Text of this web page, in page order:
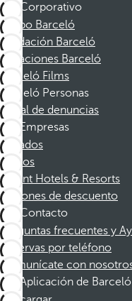
Corporativo
Grupo Barceló
Fundación Barceló
Vacaciones Barceló
Barceló Films
Barceló Personas
Canal de denuncias
Empresas
Afiliados
Socios
Dorint Hotels & Resorts
Cupones de descuento
Contacto
Preguntas frecuentes y
Reservas por teléfono
Comunícate con
Aplicación de Barceló